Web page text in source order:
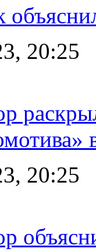
20:25
20:25